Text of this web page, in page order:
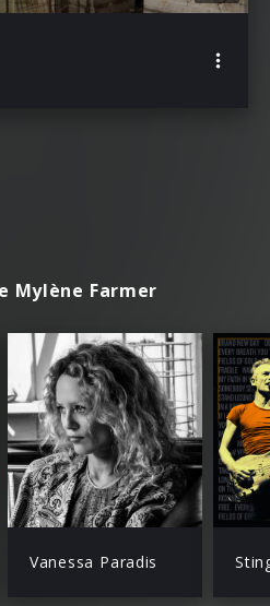
Mylène Farmer
Vanessa Paradis